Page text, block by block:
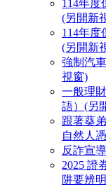
114年度
(另開新
114年度
(另開新
強制汽
視窗)
一般理
語）(另
跟著葵
自然人
反詐宣
2025 證
阱要辨